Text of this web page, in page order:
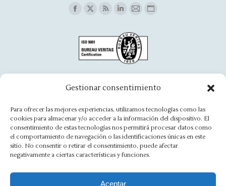
Gestionar consentimiento
Para ofrecer las mejores experiencias, utilizamos tecnologías como las
cookies para almacenar y/o acceder a la información del dispositivo. El
consentimiento de estas tecnologías nos permitirá procesar datos como
el comportamiento de navegación o las identificaciones únicas en este
sitio. No consentir o retirar el consentimiento, puede afectar
negativamente a ciertas características y funciones.
Aceptar
Facebook
opens
X
opens
in
opens
in
Linkedin
opens
in
new
Mail
opens
in
Website
(+34) 974 500 949
ainsa@asesoriamorlan.com
Facebook
X
page
Rss
page
Linkedin
page
MailWebsite